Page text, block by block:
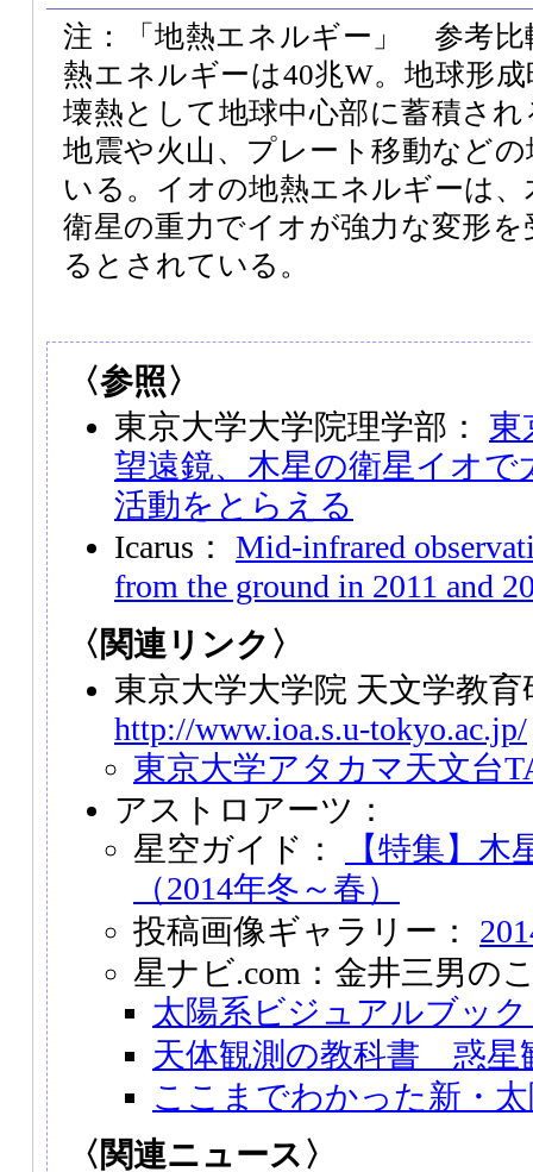
注：「地熱エネルギー」 参考比
熱エネルギーは40兆W。地球形
壊熱として地球中心部に蓄積さ
地震や火山、プレート移動など
いる。イオの地熱エネルギーは
衛星の重力でイオが強力な変形
るとされている。
〈参照〉
東京大学大学院理学部： 東
望遠鏡、木星の衛星イオで
活動をとらえる
Icarus： Mid-infrared
from the ground in 2011 and
〈関連リンク〉
東京大学大学院 天文学教
http://www.ioa.s.u-tokyo.ac.jp/
東京大学アタカマ天文台
アストロアーツ：
星空ガイド：
【特集】
（2014年冬～春）
投稿画像ギャラリー：
星ナビ.com：金井三男の
太陽系ビジュアルブッ
天体観測の教科書 惑星
ここまでわかった新・
〈関連ニュース〉